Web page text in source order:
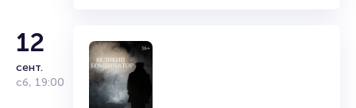
12
сент.
сб, 19:00